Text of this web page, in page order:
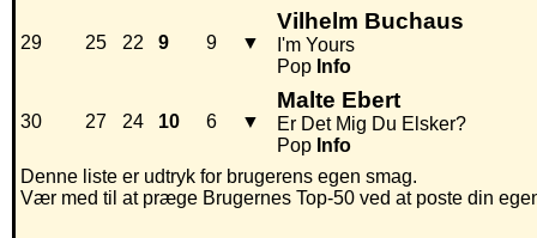
29 25 22 9 9 ▼
Vilhelm Buchaus
I'm Yours
Pop Info
30 27 24 10 6 ▼
Malte Ebert
Er Det Mig Du Elsker?
Pop Info
Denne liste er udtryk for brugerens egen smag.
Vær med til at præge Brugernes Top-50 ved at poste din